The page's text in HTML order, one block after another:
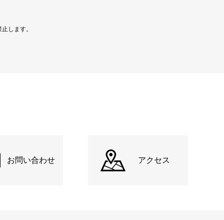
します。
お問い合わせ アクセス